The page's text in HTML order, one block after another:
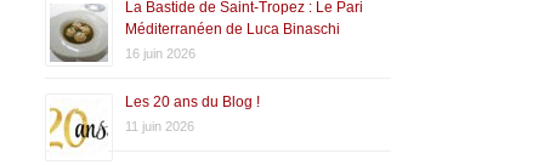
La Bastide de Saint-Tropez : Le Pari
Méditerranéen de Luca Binaschi
16 juin 2026
Les 20 ans du Blog !
11 juin 2026